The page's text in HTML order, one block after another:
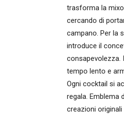
trasforma la
cercando di
campano. Per la
introduce il
consapevolezza.
tempo lento e
Ogni cocktail si
regala. Emblema
creazioni